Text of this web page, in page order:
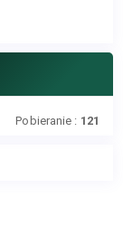
Pobieranie : 121